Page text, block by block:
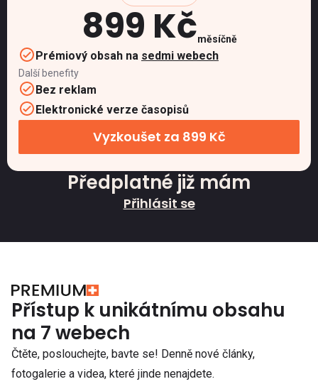
899 Kčměsíčně
Prémiový obsah na sedmi webech
Další benefity
Bez reklam
Elektronické verze časopisů
Vyzkoušet za 899 Kč
Předplatné již mám
Přihlásit se
Přístup k unikátnímu obsahu
na 7 webech
Čtěte, poslouchejte, bavte se! Denně nové články,
fotogalerie a videa, které jinde nenajdete.